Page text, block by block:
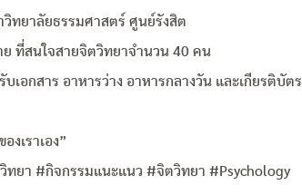
ทยาลัยธรรมศาสตร์ ศูนย์รังสิต
ที่สนใจสายจิตวิทยาจำนวน 40 คน
เอกสาร อาหารว่าง อาหารกลางวัน และเกียรติบัตร
งเราเอง”
ทยา #กิจกรรมแนะแนว #จิตวิทยา #Psychology